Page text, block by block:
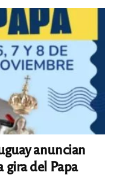
anuncian
del Papa